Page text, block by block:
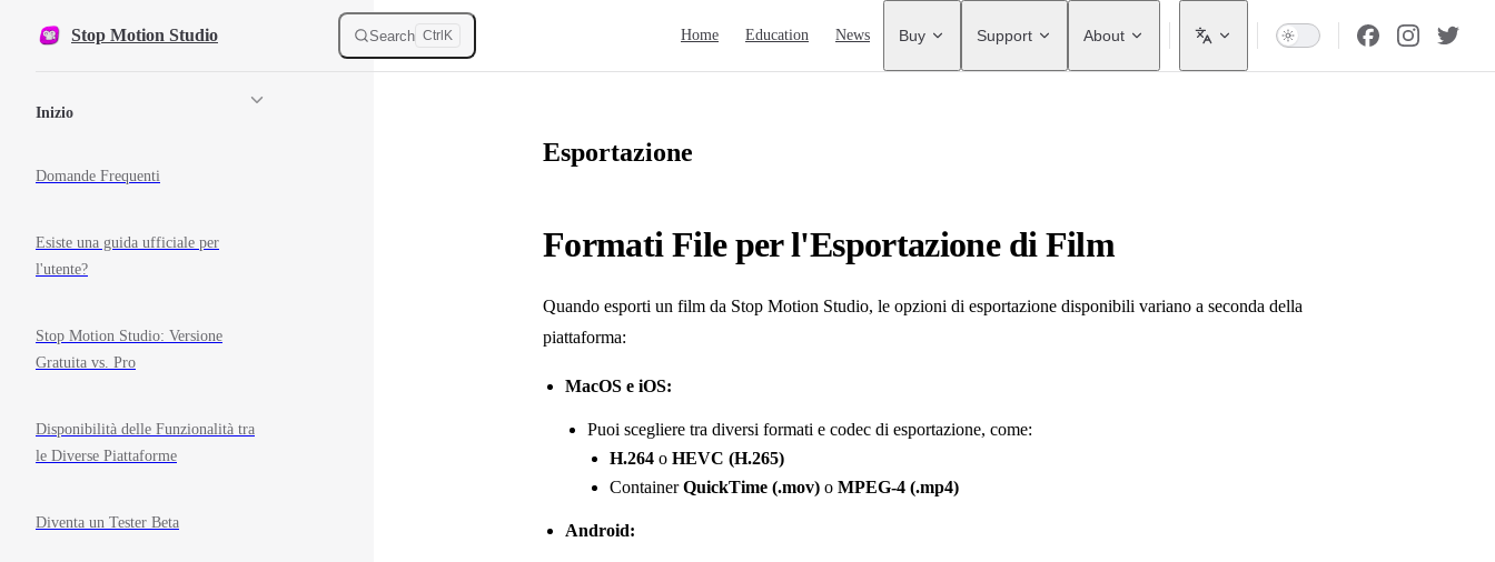
Skip to content
Stop Motion Studio Search Ctrl K Home Education News Buy Support About
Inizio
Domande Frequenti
Esiste una guida ufficiale per
l'utente?
Stop Motion Studio: Versione
Gratuita vs. Pro
Disponibilità delle Funzionalità tra
le Diverse Piattaforme
Diventa un Tester Beta
Esportazione
Formati File per l'Esportazione di Film
Quando esporti un film da Stop Motion Studio, le opzioni di esportazione disponibili variano a seconda della
piattaforma:
MacOS e iOS:
Puoi scegliere tra diversi formati e codec di esportazione, come:
H.264 o HEVC (H.265)
ContainerQuickTime (.mov) o MPEG-4 (.mp4)
Android: